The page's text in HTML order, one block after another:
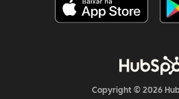
Copyright © 2026